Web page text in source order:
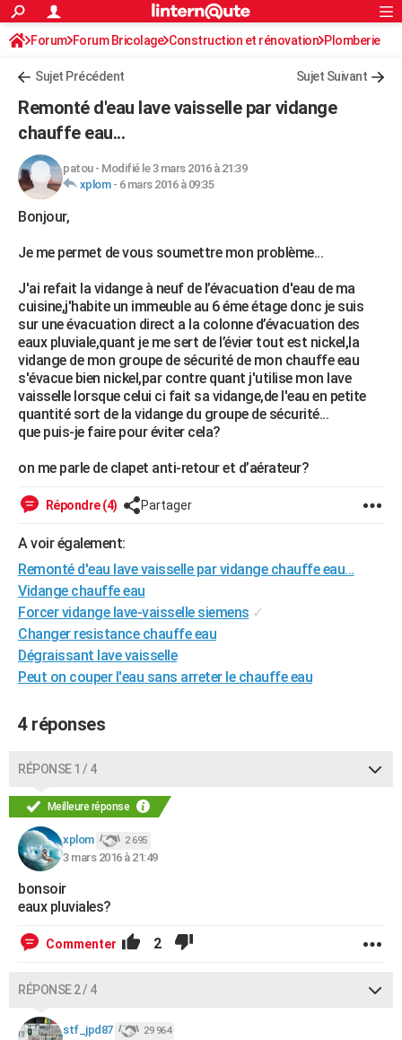
ACTUALITÉS
Politique
Société
Faits Divers
Education
Monde
Villes
+
Programme TV
Streaming
Cinéma
Sorties cinéma
Musique
FINANCE
Retraite
Impôts
Epargne
Immobilier
Risques naturels par ville
Banque
Assurance
Crédit
AUTO
Essais
Réserver un essai
Citadines
Berlines
SUV
Forum auto
HIGH-TECH
Guides de France
Escapades
Patrimoine
Expositions
Musées
Week-end nature
+LIFESTYLE
Art de vivre
Bien-être
Loisirs
Mode
Modes de vie
SANTE
Alimentation
Guide de la santé
Maladies
Médicaments
Sommeil
VOYAGE
Destinations
City break
Voyage nature
Voyage de noces
Forum
Climat
+PHOTO
GUIDES D'ACHAT
BONS PLANS
Carte de Noël
Carte Bonne année
Carte Saint-Valentin
Carte Pâques
Carte d'anniversaire
DICTIONNAIRE
Dictionnaire
Biographies
Citations
Expressions
Proverbes
PROGRAMME TV
COPAINS D'AVANT
S'inscrire
Se connecter
Lycées
Collèges
Primaires
Universités
Entreprises
Service militaire
Avis de recherche
AVIS DE DÉCÈS
FORUM
Rechercher
S'inscrire
Connexion
Forum Forum Bricolage Construction et rénovation Plomberie
Sujet Précédent Sujet Suivant
Remonté d'eau lave vaisselle par vidange
chauffe eau...
patou- Modifié le 3 mars 2016 à 21:39
xplom- 6 mars 2016 à 09:35
Bonjour,
Je me permet de vous soumettre mon problème...
J'ai refait la vidange à neuf de l’évacuation d'eau de ma
cuisine,j'habite un immeuble au 6 éme étage donc je suis
sur une évacuation direct a la colonne d’évacuation des
eaux pluviale,quant je me sert de l’évier tout est nickel,la
vidange de mon groupe de sécurité de mon chauffe eau
s'évacue bien nickel,par contre quant j'utilise mon lave
vaisselle lorsque celui ci fait sa vidange,de l'eau en petite
quantité sort de la vidange du groupe de sécurité...
que puis-je faire pour éviter cela?
on me parle de clapet anti-retour et d’aérateur?
Répondre (4) Partager
A voir également:
Remonté d'eau lave vaisselle par vidange chauffe eau...
Vidange chauffe eau
Forcer vidange lave-vaisselle siemens ✓
Changer resistance chauffe eau
Dégraissant lave vaisselle
Peut on couper l'eau sans arreter le chauffe eau
4 réponses
RÉPONSE 1 / 4
Meilleure réponse
xplom 2 695
3 mars 2016 à 21:49
bonsoir
eaux pluviales?
Commenter 2
RÉPONSE 2 / 4
stf_jpd87 29 964